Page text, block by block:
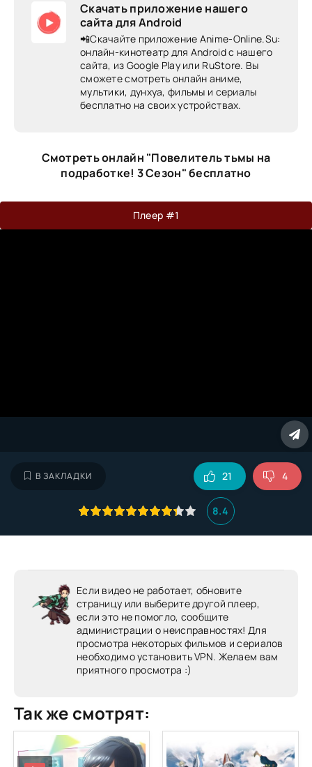
Скачать приложение нашего
сайта для Android
📲Скачайте приложение Anime-Online.Su:
онлайн-кинотеатр для Android c нашего
сайта, из Google Play или RuStore. Вы
сможете смотреть онлайн аниме,
мультики, дунхуа, фильмы и сериалы
бесплатно на своих устройствах.
Смотреть онлайн "Повелитель тьмы на
подработке! 3 Сезон" бесплатно
Плеер #1
В ЗАКЛАДКИ
8.4
21 4
Если видео не работает, обновите
страницу или выберите другой плеер,
если это не помогло, сообщите
администрации о неисправностях! Для
просмотра некоторых фильмов и сериалов
необходимо установить VPN. Желаем вам
приятного просмотра :)
Так же смотрят: